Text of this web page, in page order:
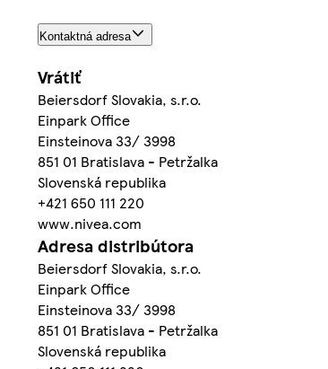
Kontaktná adresa
Vrátiť
Beiersdorf Slovakia, s.r.o.
Einpark Office
Einsteinova 33/ 3998
851 01 Bratislava - Petržalka
Slovenská republika
+421 650 111 220
www.nivea.com
Adresa distribútora
Beiersdorf Slovakia, s.r.o.
Einpark Office
Einsteinova 33/ 3998
851 01 Bratislava - Petržalka
Slovenská republika